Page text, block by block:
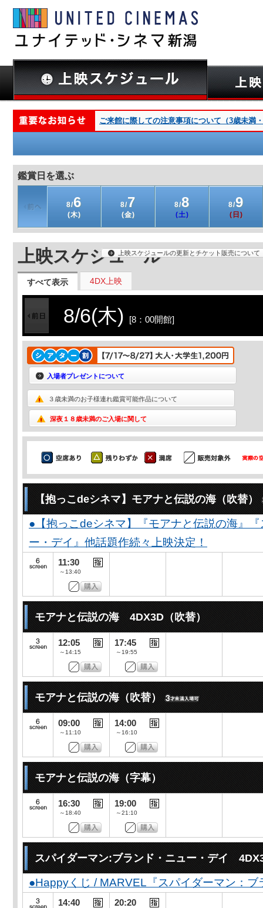
ご来館に際しての注意事項について（3歳未満
鑑賞日を選ぶ
8/6
(木)
8/7
(金)
8/8
(土)
8/9
(日)
上映スケジュール
すべて表示 4DX上映
上映スケジュールの更新とチケット販売について
8/6(木) [8：00開館]
入場者プレゼントについて
３歳未満のお子様連れ鑑賞可能作品について
深夜１８歳未満のご入場に関して
【抱っこdeシネマ】モアナと伝説の海（吹替）
●【抱っこdeシネマ】『モアナと伝説の海』
ー・デイ』他話題作続々上映決定！
11:30
～13:40
モアナと伝説の海 4DX3D（吹替）
12:05
～14:15
17:45
～19:55
モアナと伝説の海（吹替）
09:00
～11:10
14:00
～16:10
モアナと伝説の海（字幕）
16:30
～18:40
19:00
～21:10
スパイダーマン:ブランド・ニュー・デイ
●Happyくじ / MARVEL『スパイダーマン：
14:40 20:20